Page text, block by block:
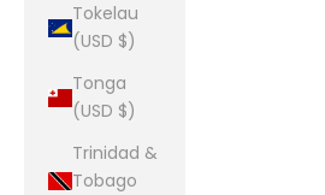
Tokelau
(USD $)
Tonga
(USD $)
Trinidad &
Tobago